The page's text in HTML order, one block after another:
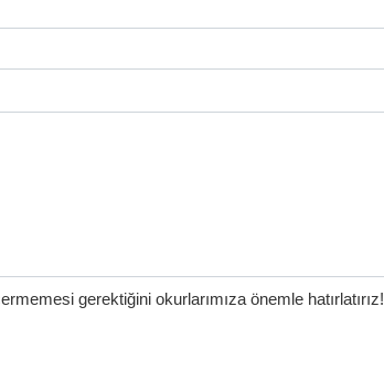
gerektiğini okurlarımıza önemle hatırlatırız!